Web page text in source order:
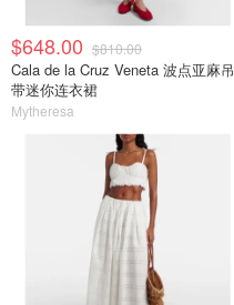
$648.00 $810.00
Cala de la Cruz Veneta 波点亚麻吊
带迷你连衣裙
Mytheresa